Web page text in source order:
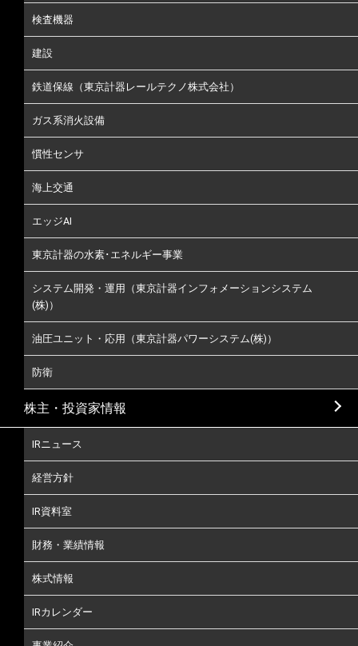
検査機器
建設
鉄道保線（東京計器レールテクノ株式会社）
ガス系消火設備
慣性センサ
海上交通
エッジAI
東京計器の水素･エネルギー事業
システム開発・運用（東京計器インフォメーションシステム
(株)）
油圧ユニット・応用（東京計器パワーシステム(株)）
防衛
株主・投資家情報
IRニュース
経営方針
IR資料室
財務・業績情報
株式情報
IRカレンダー